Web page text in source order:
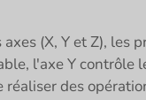
(X, Y et Z),
l'axe Y contrôle
réaliser des